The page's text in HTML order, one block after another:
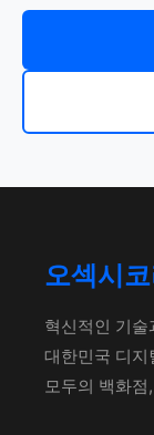
오섹시
혁신적인 기
대한민국 디지
모두의 백화